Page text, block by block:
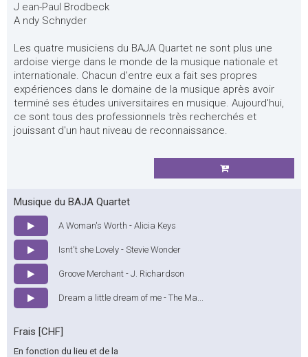
J ean-Paul Brodbeck
A ndy Schnyder
Les quatre musiciens du BAJA Quartet ne sont plus une
ardoise vierge dans le monde de la musique nationale et
internationale. Chacun d'entre eux a fait ses propres
expériences dans le domaine de la musique après avoir
terminé ses études universitaires en musique. Aujourd'hui,
ce sont tous des professionnels très recherchés et
jouissant d'un haut niveau de reconnaissance.
Musique du BAJA Quartet
A Woman's Worth - Alicia Keys
Isnt't she Lovely - Stevie Wonder
Groove Merchant - J. Richardson
Dream a little dream of me - The Ma...
Frais [CHF]
En fonction du lieu et de la